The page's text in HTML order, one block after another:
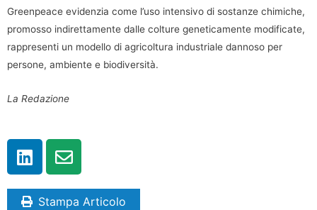
Greenpeace evidenzia come l’uso intensivo di sostanze chimiche,
promosso indirettamente dalle colture geneticamente modificate,
rappresenti un modello di agricoltura industriale dannoso per
persone, ambiente e biodiversità.
La Redazione
Stampa Articolo